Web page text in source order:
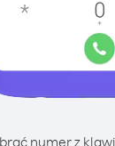
numer z